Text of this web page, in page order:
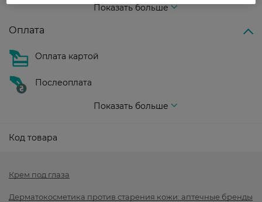
Показать больше
Оплата
Оплата картой
Послеоплата
Показать больше
Код товара
Крем под глаза
Дерматокосметика против старения кожи: аптечные бренды